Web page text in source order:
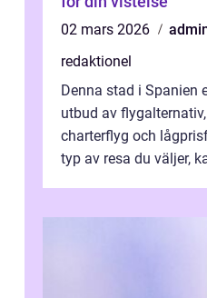
02 mars 2026
redaktionel
Denna stad i Spanien
utbud av
charterflyg och
typ av resa du väljer,